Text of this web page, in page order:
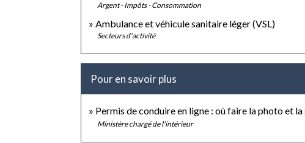
Argent - Impôts - Consommation
Ambulance et véhicule sanitaire léger (VSL)
Secteurs d'activité
Pour en savoir plus
Permis de conduire en ligne : où faire la photo et
Ministère chargé de l'intérieur